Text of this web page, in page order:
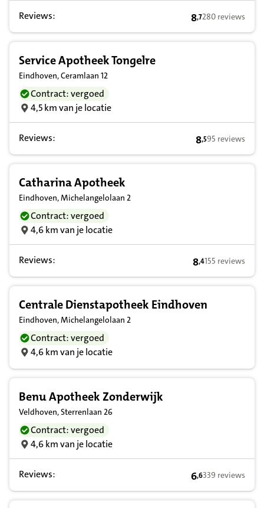
Reviews: 8,7 op basis van
8,7280 reviews
Service Apotheek Tongelre
Eindhoven, Ceramlaan 12
Contract: vergoed
4,5 km van je locatie
Reviews: 8,5 op basis van
8,595 reviews
Catharina Apotheek
Eindhoven, Michelangelolaan 2
Contract: vergoed
4,6 km van je locatie
Reviews: 8,4 op basis van
8,4155 reviews
Centrale Dienstapotheek Eindhoven
Eindhoven, Michelangelolaan 2
Contract: vergoed
4,6 km van je locatie
Benu Apotheek Zonderwijk
Veldhoven, Sterrenlaan 26
Contract: vergoed
4,6 km van je locatie
Reviews: 6,6 op basis van
6,6339 reviews